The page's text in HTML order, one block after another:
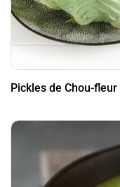
Pickles de Chou-fleur